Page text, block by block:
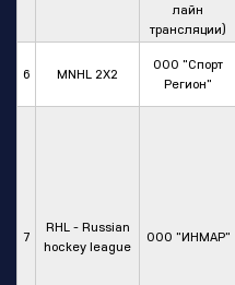
лайн
трансляции)
6 MNHL 2X2
ООО "Спорт
Регион"
7
RHL - Russian
hockey league
ООО "ИНМАР"